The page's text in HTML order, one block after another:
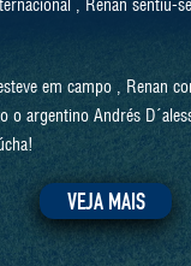
, Renan sentiu-
em campo , Renan
o argentino Andrés
VEJA MAIS